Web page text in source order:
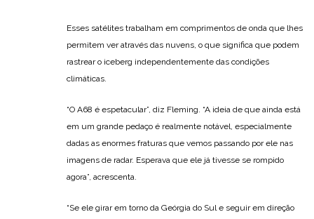
Esses satélites trabalham em comprimentos de onda que lhes
permitem ver através das nuvens, o que significa que podem
rastrear o iceberg independentemente das condições
climáticas.
“O A68 é espetacular”, diz Fleming. “A ideia de que ainda está
em um grande pedaço é realmente notável, especialmente
dadas as enormes fraturas que vemos passando por ele nas
imagens de radar. Esperava que ele já tivesse se rompido
agora”, acrescenta.
“Se ele girar em torno da Geórgia do Sul e seguir em direção